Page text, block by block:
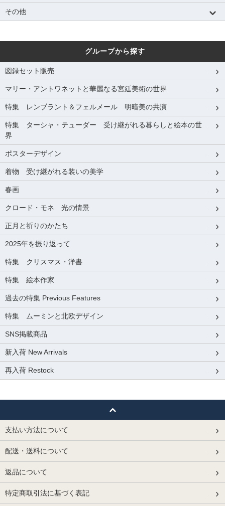
その他
グループから探す
図録セット販売
マリー・アントワネットと華麗なる宮廷美術の世界
特集 レンブラント＆フェルメール 明暗美の共演
特集 ターシャ・テューダー 受け継がれる暮らしと絵本の世
界
ポスターデザイン
着物 受け継がれる装いの美学
春画
クロード・モネ 光の情景
正月と祈りのかたち
2025年を振り返って
特集 クリスマス・洋書
特集 絵本作家
過去の特集 Previous Features
特集 ムーミンと北欧デザイン
SNS掲載商品
新入荷 New Arrivals
再入荷 Restock
支払い方法について
配送・送料について
返品について
特定商取引法に基づく表記